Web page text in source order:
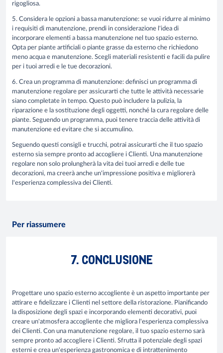
rigogliosa.
5. Considera le opzioni a bassa manutenzione: se vuoi ridurre al minimo
i requisiti di manutenzione, prendi in considerazione l'idea di
incorporare elementi a bassa manutenzione nel tuo spazio esterno.
Opta per piante artificiali o piante grasse da esterno che richiedono
meno acqua e manutenzione. Scegli materiali resistenti e facili da pulire
per i tuoi arredi e le tue decorazioni.
6. Crea un programma di manutenzione: definisci un programma di
manutenzione regolare per assicurarti che tutte le attività necessarie
siano completate in tempo. Questo può includere la pulizia, la
riparazione e la sostituzione degli oggetti, nonché la cura regolare delle
piante. Seguendo un programma, puoi tenere traccia delle attività di
manutenzione ed evitare che si accumulino.
Seguendo questi consigli e trucchi, potrai assicurarti che il tuo spazio
esterno sia sempre pronto ad accogliere i Clienti. Una manutenzione
regolare non solo prolungherà la vita dei tuoi arredi e delle tue
decorazioni, ma creerà anche un'impressione positiva e migliorerà
l'esperienza complessiva dei Clienti.
Per riassumere
7. CONCLUSIONE
Progettare uno spazio esterno accogliente è un aspetto importante per
attirare e fidelizzare i Clienti nel settore della ristorazione. Pianificando
la disposizione degli spazi e incorporando elementi decorativi, puoi
creare un'atmosfera accogliente che migliora l'esperienza complessiva
dei Clienti. Con una manutenzione regolare, il tuo spazio esterno sarà
sempre pronto ad accogliere i Clienti. Sfrutta il potenziale degli spazi
esterni e crea un'esperienza gastronomica e di intrattenimento